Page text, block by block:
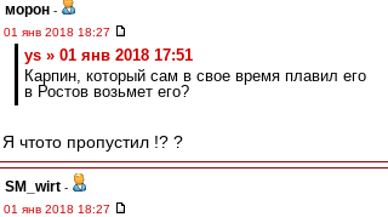
морон -
01 янв 2018 18:27
ys » 01 янв 2018 17:51
Карпин, который сам в свое время плавил его
в Ростов возьмет его?
Я чтото пропустил !? ?
SM_wirt -
01 янв 2018 18:27